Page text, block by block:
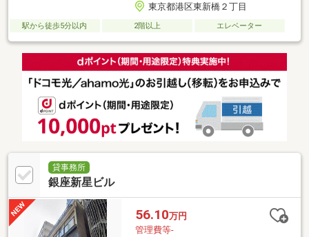
東京都港区東新橋２丁目
駅から徒歩5分以内 2階以上 エレベーター
貸事務所
銀座新星ビル
56.10万円
管理費等-